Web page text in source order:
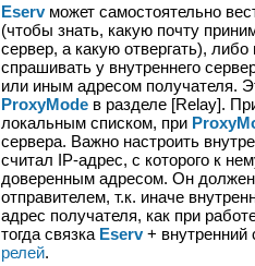
Eservможет самостоятельно
(чтобы знать, какую почту
сервер, а какую отвергать),
спрашивать у внутреннего
или иным адресом получателя.
ProxyMode в разделе [Relay].
локальным списком, при
сервера. Важно настроить
считал IP-адрес, с которого к
доверенным адресом. Он
отправителем, т.к. иначе
адрес получателя, как при
тогда связка Eserv+ внутренний
релей.